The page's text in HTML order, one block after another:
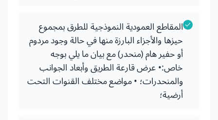
المقاطع العمودية النموذجية للطرق بمجموع
حيزها والأجزاء البارزة منها في حالة وجود مردوم
أو حفير هام (منحدر) مع بيان ما يلي بوجه
خاص:• عرض قارعة الطريق وأبعاد الجوانب
والمنحدرات؛ • مواضع مختلف القنوات التحت
أرضية؛